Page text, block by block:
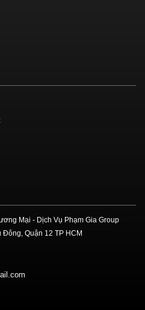
Mại - Dịch Vụ Phạm Gia Group
Quận 12 TP HCM